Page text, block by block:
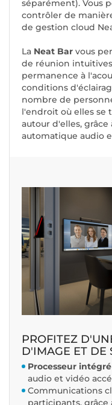
séparément). Vous
contrôler de
de gestion cloud
La Neat Bar vous
de réunion intuitives
permanence à
conditions
nombre de
l'endroit où elles se
autour d'elles, grâce
automatique audio
PROFITEZ
D'IMAGE ET DE
Processeur
audio et vidéo
Communications
participants, grâce